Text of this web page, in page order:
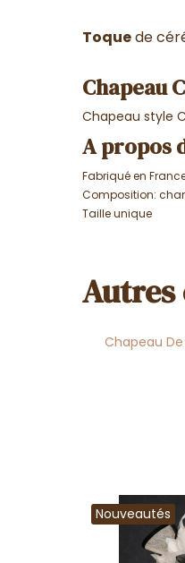
Toquede
Chapeau
Chapeau style
A propos
Fabriqué en
Composition:
Taille unique
Chapeau De
Nouveautés